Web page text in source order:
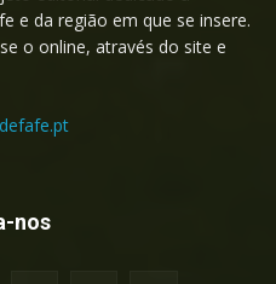
e da região em que se insere.
o online, através do site e
nos